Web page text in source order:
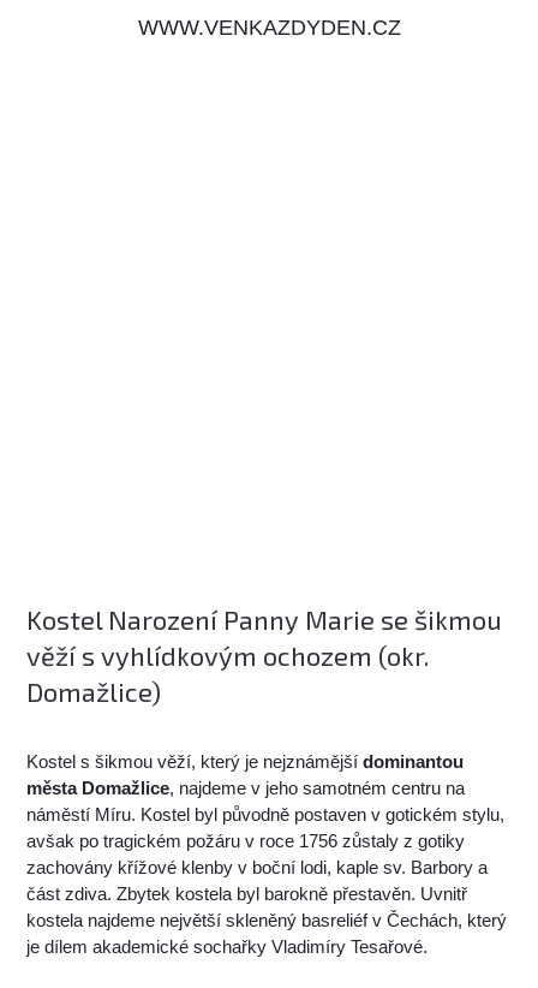
WWW.VENKAZDYDEN.CZ
Kostel Narození Panny Marie se šikmou
věží s vyhlídkovým ochozem (okr.
Domažlice)
Kostel s šikmou věží, který je nejznámějšídominantou
města Domažlice, najdeme v jeho samotném centru na
náměstí Míru. Kostel byl původně postaven v gotickém stylu,
avšak po tragickém požáru v roce 1756 zůstaly z gotiky
zachovány křížové klenby v boční lodi, kaple sv. Barbory a
část zdiva. Zbytek kostela byl barokně přestavěn. Uvnitř
kostela najdeme největší skleněný basreliéf v Čechách, který
je dílem akademické sochařky Vladimíry Tesařové.